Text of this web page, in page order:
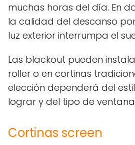
muchas horas del día. En
la calidad del descanso
luz exterior interrumpa el
Las blackout pueden
roller o en cortinas
elección dependerá del
lograr y del tipo de
Cortinas screen